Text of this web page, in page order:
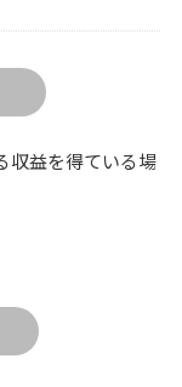
収益を得ている場